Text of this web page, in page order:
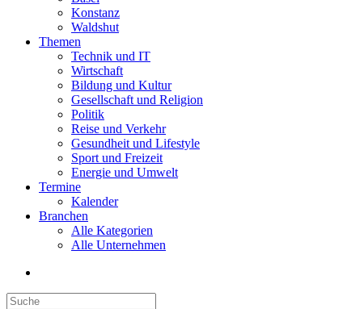
Konstanz
Waldshut
Themen
Technik und IT
Wirtschaft
Bildung und Kultur
Gesellschaft und Religion
Politik
Reise und Verkehr
Gesundheit und Lifestyle
Sport und Freizeit
Energie und Umwelt
Termine
Kalender
Branchen
Alle Kategorien
Alle Unternehmen